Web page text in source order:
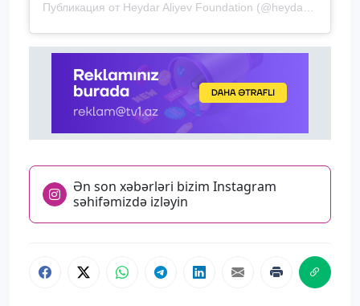
Публикация от Heydar Aliyev Foundation (@heydaraliyevfoundationofficial)
Ən son xəbərləri bizim Instagram
səhifəmizdə izləyin